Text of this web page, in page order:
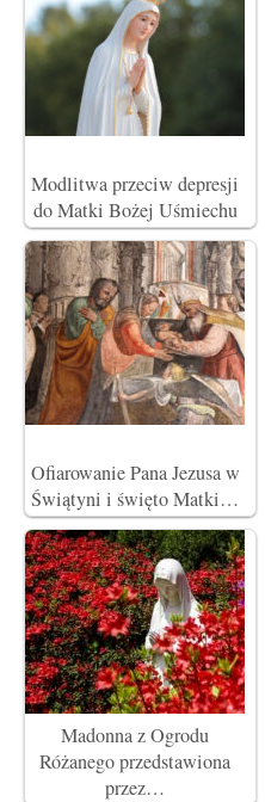
Modlitwa przeciw depresji
do Matki Bożej Uśmiechu
Ofiarowanie Pana Jezusa w
Świątyni i święto Matki…
Madonna z Ogrodu
Różanego przedstawiona
przez…